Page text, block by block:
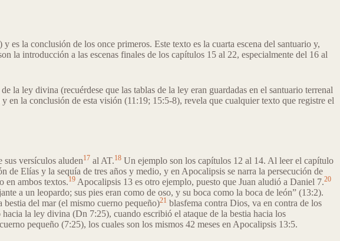
la conclusión de los once primeros. Este texto es la cuarta escena del santuario y,
la introducción a las escenas finales de los capítulos 15 al 22, especialmente del 16 al
la ley divina (recuérdese que las tablas de la ley eran guardadas en el santuario terrenal
la conclusión de esta visión (11:19; 15:5-8), revela que cualquier texto que registre el
versículos aluden17 al AT.18 Un ejemplo son los capítulos 12 al 14. Al leer el capítulo
de Elías y la sequía de tres años y medio, y en Apocalipsis se narra la persecución de
en ambos textos.19 Apocalipsis 13 es otro ejemplo, puesto que Juan aludió a Daniel 7.20
a un leopardo; sus pies eran como de oso, y su boca como la boca de león” (13:2).
del mar (el mismo cuerno pequeño)21 blasfema contra Dios, va en contra de los
la ley divina (Dn 7:25), cuando escribió el ataque de la bestia hacia los
pequeño (7:25), los cuales son los mismos 42 meses en Apocalipsis 13:5.